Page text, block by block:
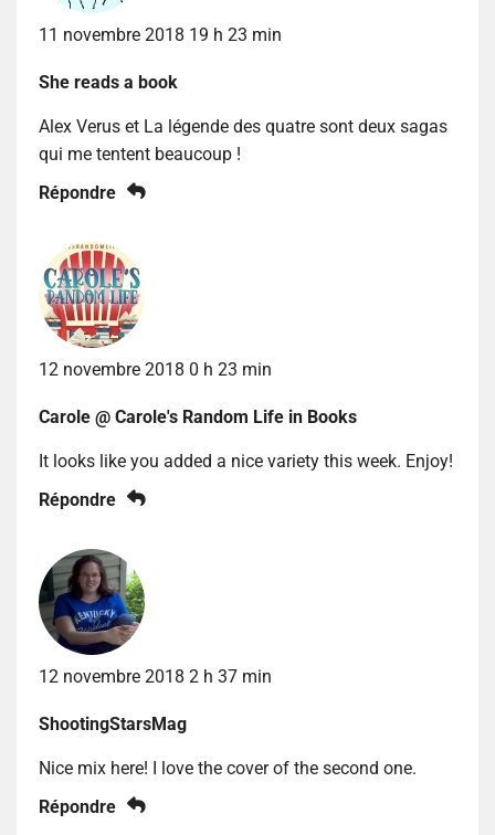
11 novembre 2018 19 h 23 min
She reads a book
Alex Verus et La légende des quatre sont deux sagas
qui me tentent beaucoup !
Répondre
12 novembre 2018 0 h 23 min
Carole @ Carole's Random Life in Books
It looks like you added a nice variety this week. Enjoy!
Répondre
12 novembre 2018 2 h 37 min
ShootingStarsMag
Nice mix here! I love the cover of the second one.
Répondre